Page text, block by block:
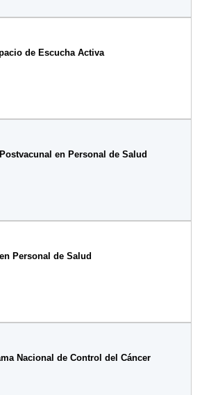
de Escucha Activa
en Personal de Salud
Personal de Salud
Nacional de Control del Cáncer